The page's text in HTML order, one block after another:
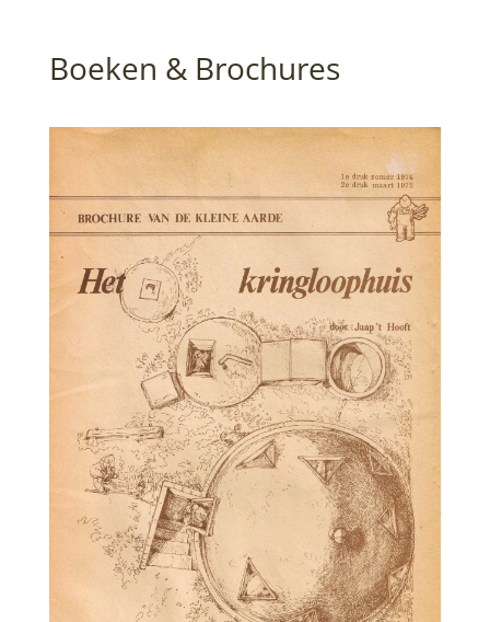
Boeken & Brochures